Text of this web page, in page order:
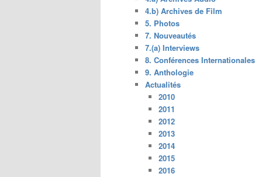
4.b) Archives de Film
5. Photos
7. Nouveautés
7.(a) Interviews
8. Conférences Internationales
9. Anthologie
Actualités
2010
2011
2012
2013
2014
2015
2016